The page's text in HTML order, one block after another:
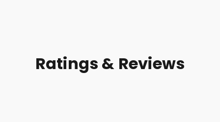
Ratings & Reviews